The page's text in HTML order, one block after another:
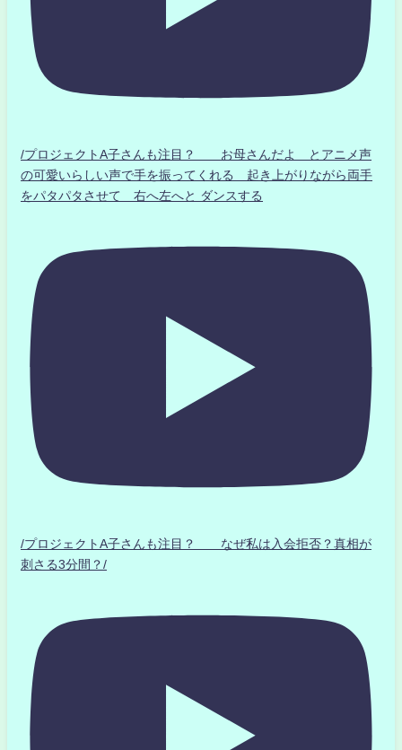
/プロジェクトA子さんも注目？ お母さんだよ とアニメ声
の可愛いらしい声で手を振ってくれる 起き上がりながら両手
をパタパタさせて 右へ左へと ダンスする
/プロジェクトA子さんも注目？ なぜ私は入会拒否？真相が
刺さる3分間？/